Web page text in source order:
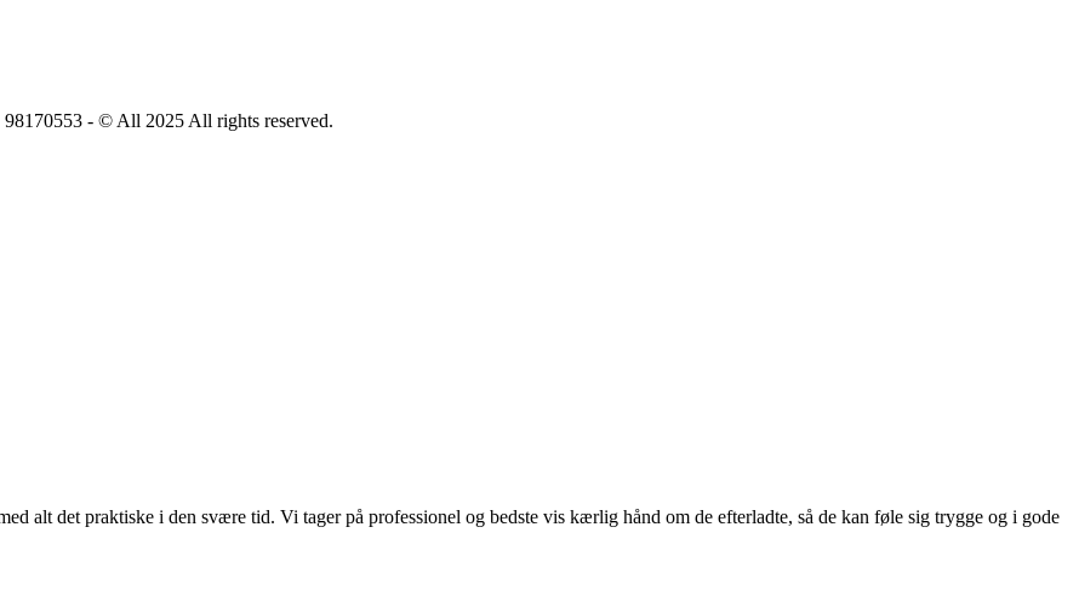
- © All 2025 All rights reserved.
alt det praktiske i den svære tid. Vi tager på professionel og bedste vis kærlig hånd om de efterladte, så de kan føle sig trygge og i gode